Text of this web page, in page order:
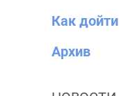
Как дойти
Архив